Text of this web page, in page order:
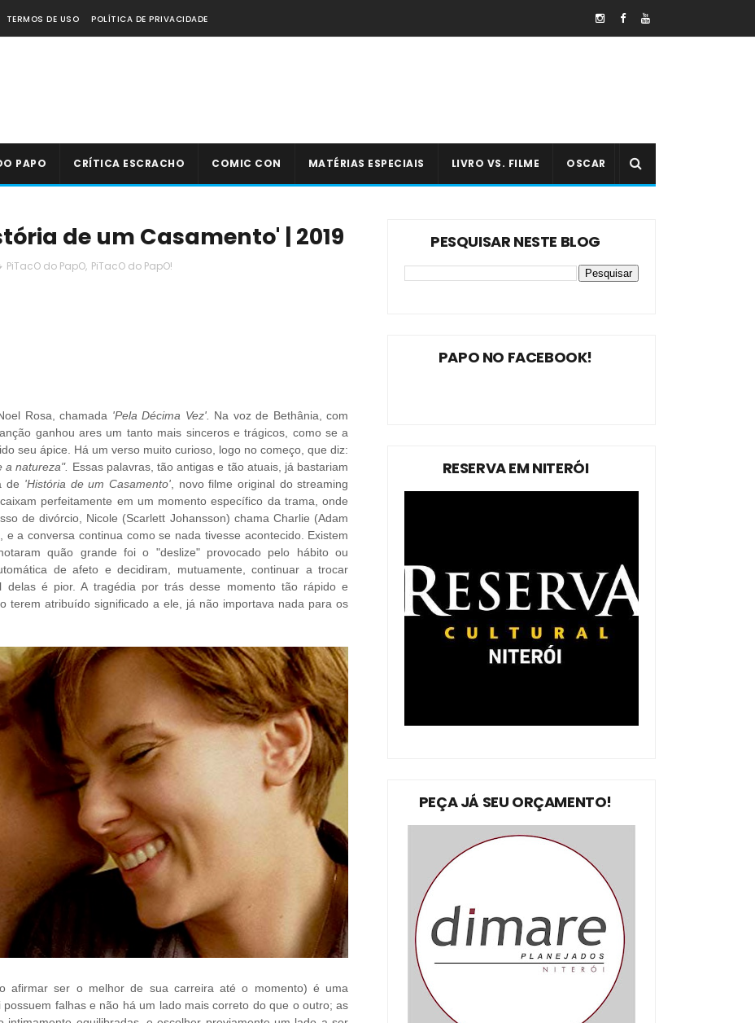
TERMOS DE USO POLÍTICA DE PRIVACIDADE
PAPO CRÍTICA ESCRACHO COMIC CON MATÉRIAS ESPECIAIS LIVRO VS. FILME OSCAR
de um Casamento' | 2019
PiTacO do PapO, PiTacO do PapO!
Rosa, chamada 'Pela Décima Vez'.
Na voz de Bethânia, com
ganhou ares um tanto mais sinceros e trágicos, como se a
seu ápice. Há um verso muito curioso, logo no começo, que diz:
a natureza". Essas palavras, tão antigas e tão atuais, já bastariam
de 'História de um Casamento', novo filme original do streaming
perfeitamente em um momento específico da trama, onde
de divórcio, Nicole (Scarlett Johansson) chama Charlie (Adam
a conversa continua como se nada tivesse acontecido. Existem
quão grande foi o "deslize" provocado pelo hábito ou
de afeto e decidiram, mutuamente, continuar a trocar
delas é pior. A tragédia por trás desse momento tão rápido e
terem atribuído significado a ele, já não importava nada para os
afirmar ser o melhor de sua carreira até o momento) é uma
falhas e não há um lado mais correto do que o outro; as
PESQUISAR NESTE BLOG
PAPO NO FACEBOOK!
RESERVA EM NITERÓI
PEÇA JÁ SEU ORÇAMENTO!